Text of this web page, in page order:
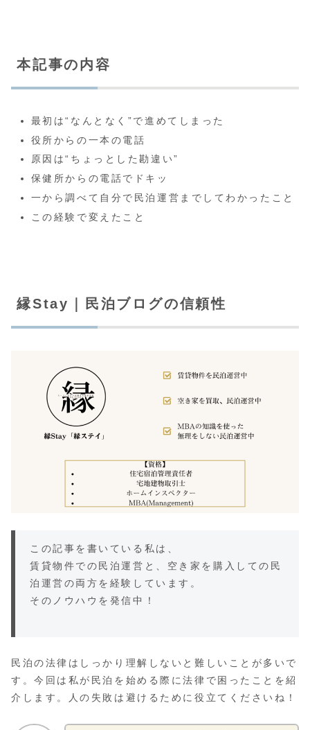
本記事の内容
最初は“なんとなく”で進めてしまった
役所からの一本の電話
原因は“ちょっとした勘違い”
保健所からの電話でドキッ
一から調べて自分で民泊運営までしてわかったこと
この経験で変えたこと
縁Stay｜民泊ブログの信頼性
この記事を書いている私は、
賃貸物件での民泊運営と、空き家を購入しての民
泊運営の両方を経験しています。
そのノウハウを発信中！
民泊の法律はしっかり理解しないと難しいことが多いで
す。今回は私が民泊を始める際に法律で困ったことを紹
介します。人の失敗は避けるために役立てくださいね！